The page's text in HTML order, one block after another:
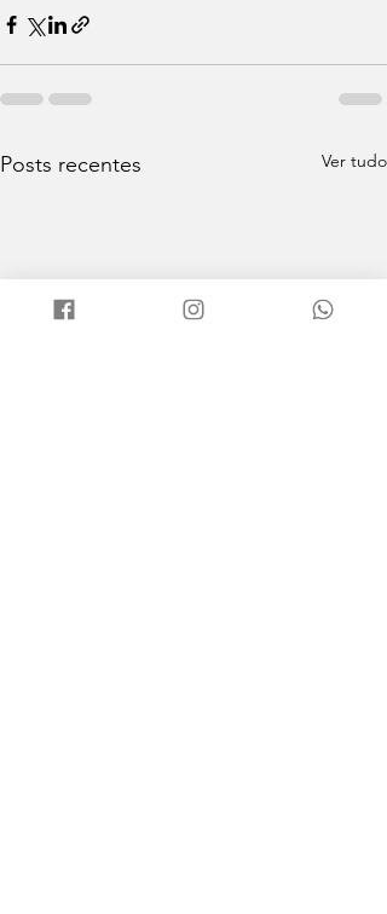
Posts recentes Ver tudo